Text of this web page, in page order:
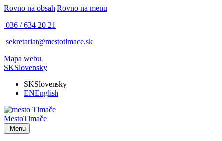
Rovno na obsah Rovno na menu
036 / 634 20 21
sekretariat@mestotlmace.sk
Mapa webu
SKSlovensky
SKSlovensky
ENEnglish
MestoTlmače
Menu